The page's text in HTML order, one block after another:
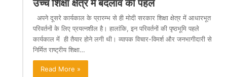
उच्च शिक्षा क्षेत्र में बदलाव की पहल
अपने दूसरे कार्यकाल के प्रारम्भ से ही मोदी सरकार शिक्षा क्षेत्र में आधारभूत
परिवर्तनों के लिए प्रयत्नशील है। हालांकि, इन परिवर्तनों की पृष्ठभूमि पहले
कार्यकाल में ही तैयार होने लगी थी। व्यापक विचार-विमर्श और जनभागीदारी से
निर्मित राष्ट्रीय शिक्षा…
Read More »